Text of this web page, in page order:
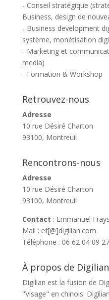
- Conseil stratégique
Business, design de
- Business development
système, monétisation
- Marketing et
media)
- Formation & Workshop
Retrouvez-nous
Adresse
10 rue Désiré Charton
93100, Montreuil
Rencontrons-nous
Adresse
10 rue Désiré Charton
93100, Montreuil
Contact : Emmanuel
Mail : ef[@]digilian.com
Téléphone : 06 62 04 09 27
À propos de Digilian
Digilian est la fusion de
"Visage" en chinois.